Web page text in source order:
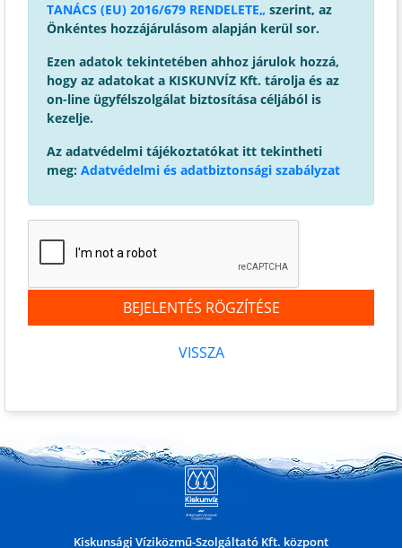
TANÁCS (EU) 2016/679 RENDELETE„ szerint, az
Önkéntes hozzájárulásom alapján kerül sor.
Ezen adatok tekintetében ahhoz járulok hozzá,
hogy az adatokat a KISKUNVÍZ Kft. tárolja és az
on-line ügyfélszolgálat biztosítása céljából is
kezelje.
Az adatvédelmi tájékoztatókat itt tekintheti
meg: Adatvédelmi és adatbiztonsági szabályzat
VISSZA
BEJELENTÉS RÖGZÍTÉSE
Kiskunsági Víziközmű-Szolgáltató Kft. központ